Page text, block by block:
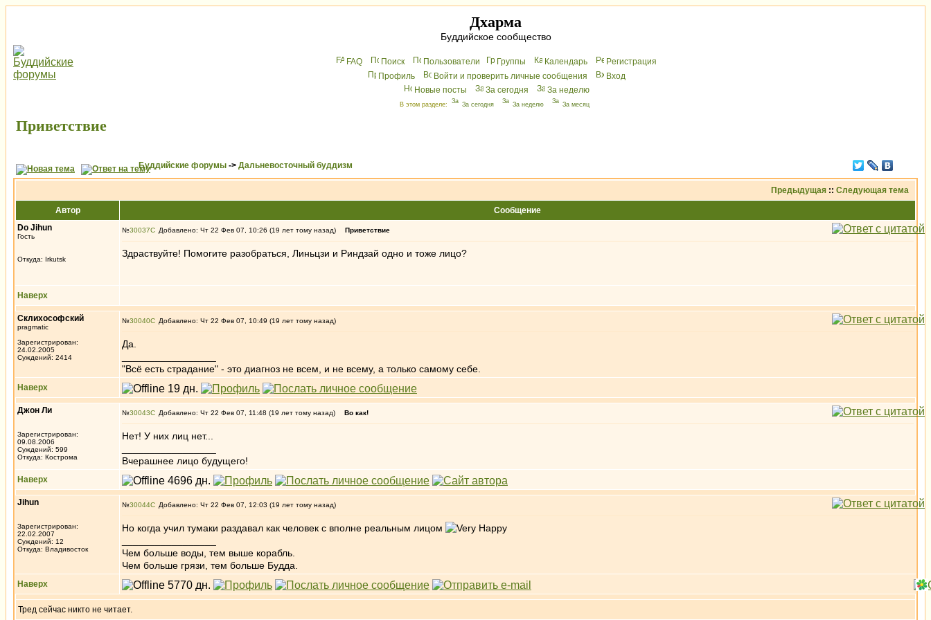
Дхарма
Буддийское сообщество
FAQ Поиск Пользователи Группы Календарь
Peгиcтрaция
Профиль
Войти и проверить личные сообщения
Вхoд
Новые посты
За сегодня За неделю
В этом разделе: За сегодня За неделю За месяц
Приветствие
Буддийские форумы -> Дальневосточный буддизм
Предыдущая :: Следующая тема
Автор
Сообщение
Do Jihun
Гость
Откуда: Irkutsk
№30037 Добавлено: Чт 22 Фев 07, 10:26 (19 лет тому назад) Приветствие
Здраствуйте! Помогите разобраться, Линьцзи и Риндзай одно и тоже лицо?
Наверх
Склихософский
pragmatic
Зарегистрирован:
24.02.2005
Суждений: 2414
№30040 Добавлено: Чт 22 Фев 07, 10:49 (19 лет тому назад)
Да.
"Всё есть страдание" - это диагноз не всем, и не всему, а только самому себе.
Наверх
Джон Ли
Зарегистрирован:
09.08.2006
Суждений: 599
Откуда: Кострома
№30043 Добавлено: Чт 22 Фев 07, 11:48 (19 лет тому назад) Во как!
Нет! У них лиц нет...
Вчерашнее лицо будущего!
Наверх
Jihun
Зарегистрирован:
22.02.2007
Суждений: 12
Откуда: Владивосток
№30044 Добавлено: Чт 22 Фев 07, 12:03 (19 лет тому назад)
Но когда учил тумаки раздавал как человек с вполне реальным лицом
Чем больше воды, тем выше корабль.
Чем больше грязи, тем больше Будда.
Наверх
Тред сейчас никто не читает.